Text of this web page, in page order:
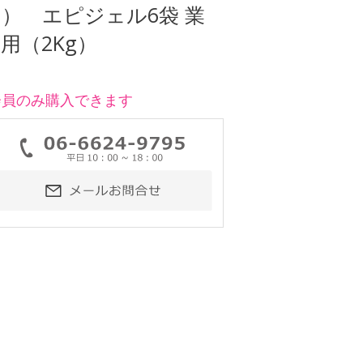
エピジェル6袋 業
（2Kg）
のみ購入できます